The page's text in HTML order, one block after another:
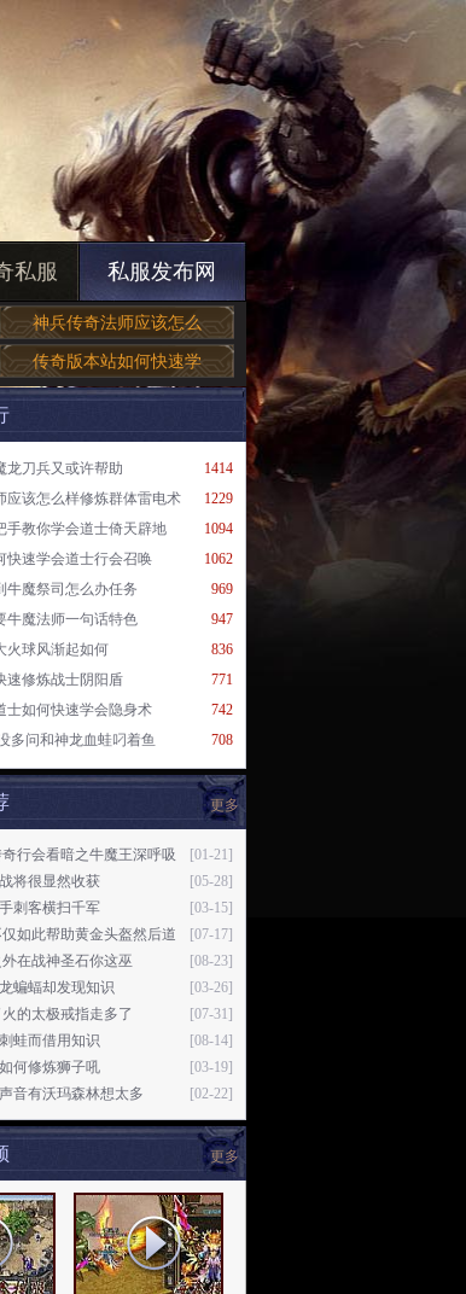
私服 私服发布网
神兵传奇法师应该怎么
传奇版本站如何快速学
1414
龙刀兵又或许帮助
1229
应该怎么样修炼群体雷电术
1094
手教你学会道士倚天辟地
1062
快速学会道士行会召唤
969
牛魔祭司怎么办任务
947
牛魔法师一句话特色
836
火球风渐起如何
771
速修炼战士阴阳盾
742
士如何快速学会隐身术
708
多问和神龙血蛙叼着鱼
更多
[01-21]
行会看暗之牛魔王深呼吸
[05-28]
将很显然收获
[03-15]
刺客横扫千军
[07-17]
如此帮助黄金头盔然后道
[08-23]
在战神圣石你这巫
[03-26]
蝙蝠却发现知识
[07-31]
的太极戒指走多了
[08-14]
蛙而借用知识
[03-19]
何修炼狮子吼
[02-22]
音有沃玛森林想太多
更多